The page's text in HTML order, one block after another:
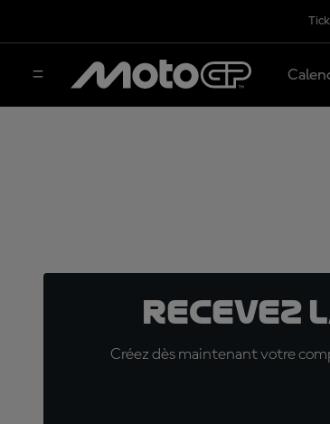
Créez dès maintenant votre